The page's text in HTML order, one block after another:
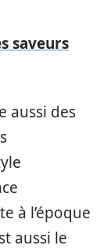
saveurs
aussi des
à l’époque
aussi le